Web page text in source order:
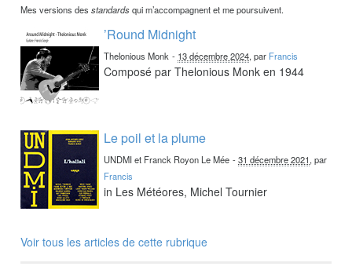
Mes versions desstandardsqui m’accompagnent et me poursuivent.
’Round Midnight
Thelonious Monk - 13 décembre 2024, par Francis
Composé par Thelonious Monk en 1944
Le poil et la plume
UNDMI et Franck Royon Le Mée -31 décembre 2021, par
Francis
in Les Météores, Michel Tournier
Voir tous les articles de cette rubrique